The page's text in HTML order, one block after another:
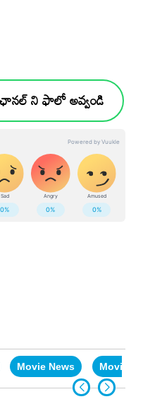
ని ఫాలో అవ్వండి
Movie News Movie